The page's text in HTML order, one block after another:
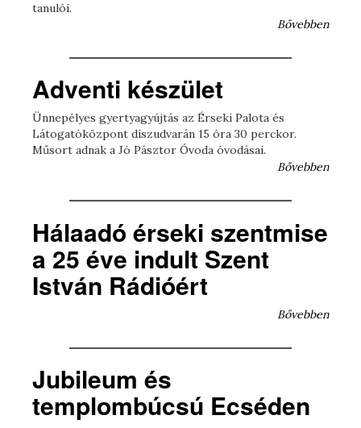
tanulói.
Bővebben
Adventi készület
Ünnepélyes gyertyagyújtás az Érseki Palota és
Látogatóközpont díszudvarán 15 óra 30 perckor.
Műsort adnak a Jó Pásztor Óvoda óvodásai.
Bővebben
Hálaadó érseki szentmise
a 25 éve indult Szent
István Rádióért
Bővebben
Jubileum és
templombúcsú Ecséden